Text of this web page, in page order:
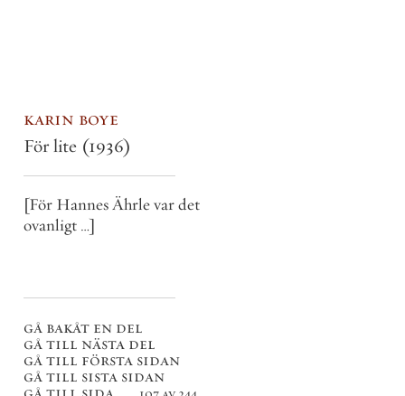
karin boye
För lite (1936)
[För Hannes Ährle var det
ovanligt …]
gå bakåt en del
gå till nästa del
gå till första sidan
gå till sista sidan